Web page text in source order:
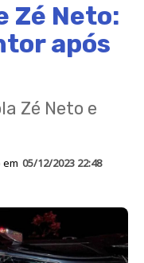
Zé Neto:
após
Zé Neto e
em 05/12/2023 22:48